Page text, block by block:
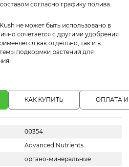
согласно графику полива.
не может быть использовано в
сочетается с другими удобрения
как отдельно, так и в
подкормки растений для
КАК КУПИТЬ ОПЛАТА
00354
Advanced Nutrients
органо-минеральные